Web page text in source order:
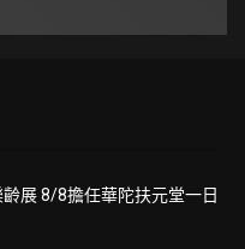
展 8/8擔任華陀扶元堂一日